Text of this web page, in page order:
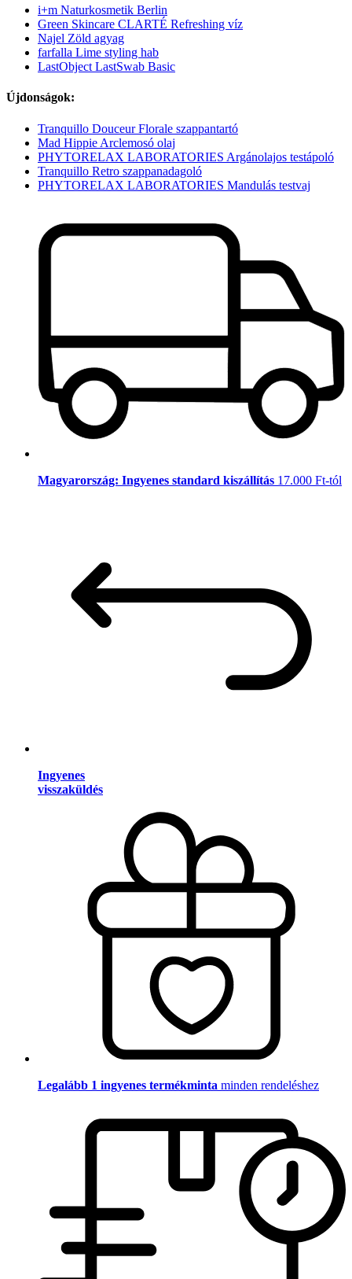
i+m Naturkosmetik Berlin
Green Skincare CLARTÉ Refreshing víz
Najel Zöld agyag
farfalla Lime styling hab
LastObject LastSwab Basic
Újdonságok:
Tranquillo Douceur Florale szappantartó
Mad Hippie Arclemosó olaj
PHYTORELAX LABORATORIES Argánolajos testápoló
Tranquillo Retro szappanadagoló
PHYTORELAX LABORATORIES Mandulás testvaj
Magyarország: Ingyenes standard kiszállítás 17.000 Ft-tól
Ingyenes
visszaküldés
Legalább 1 ingyenes termékminta minden rendeléshez